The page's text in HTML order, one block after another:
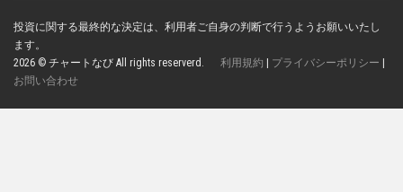
投資に関する最終的な決定は、利用者ご自身の判断で行うようお願いいたし
ます。
2026 © チャートなび All rights reserverd. 利用規約 | プライバシーポリシー |
お問い合わせ